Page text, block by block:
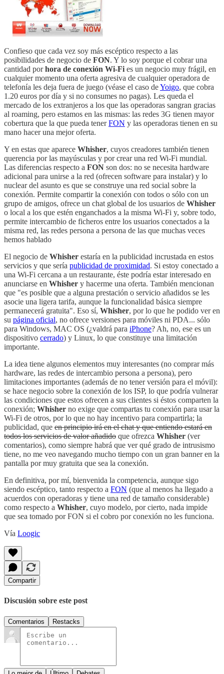
Confieso que cada vez soy más escéptico respecto a las
posibilidades de negocio de FON. Y lo soy porque el cobrar una
cantidad porhora de conexión Wi-Fi es un negocio muy frágil, en
cualquier momento una oferta agresiva de cualquier operadora de
telefonía les deja fuera de juego (véase el caso deYoigo, que cobra
1.20 euros por día y si no consumes no pagas). Les queda el
mercado de los extranjeros a los que las operadoras sangran gracias
al roaming, pero estamos en las mismas: las redes 3G tienen mayor
cobertura que la que pueda tenerFON y las operadoras tienen en su
mano hacer una mejor oferta.
Y en estas que aparece Whisher, cuyos creadores también tienen
querencia por las mayúsculas y por crear una red Wi-Fi mundial.
Las diferencias respecto a FON son dos: no se necesita hardware
adicional para unirse a la red (ofrecen software para instalar) y lo
nuclear del asunto es que se construye una red social sobre la
conexión. Permite compartir la conexión con todos o sólo con un
grupo de amigos, ofrece un chat global de los usuarios de Whisher
o local a los que estén enganchados a la misma Wi-Fi y, sobre todo,
permite intercambio de ficheros entre los usuarios conectados a la
misma red, las redes persona a persona de las que muchas veces
hemos hablado
El negocio de Whisher estaría en la publicidad incrustada en estos
servicios y que sería publicidad de proximidad. Si estoy conectado a
una Wi-Fi cercana a un restaurante, éste podría estar interesado en
anunciarse en Whisher y hacerme una oferta. También mencionan
que "es posible que a alguna prestación o servicio añadidos se les
asocie una ligera tarifa, aunque la funcionalidad básica siempre
permanecerá gratuita". Eso sí, Whisher, por lo que he podido ver en
su página oficial, no ofrece versiones para móviles ni PDA... sólo
para Windows, MAC OS (¿valdrá para iPhone? Ah, no, ese es un
dispositivo cerrado) y Linux, lo que constituye una limitación
importante.
La idea tiene algunos elementos muy interesantes (no comprar más
hardware, las redes de intercambio persona a persona), pero
limitaciones importantes (además de no tener versión para el móvil):
se hace negocio sobre la conexión de los ISP, lo que podría vulnerar
las condiciones que estos ofrecen a sus clientes si éstos comparten la
conexión; Whisher no exige que compartas tu conexión para usar la
Wi-Fi de otros, por lo que no hay incentivo para compartirla; la
publicidad, que en principio irá en el chat y que entiendo estará en
todos los servicios de valor añadido que ofrezca Whisher (ver
comentarios), como siempre habrá que ver qué grado de intrusismo
tiene, no me veo navegando mucho tiempo con un gran banner en la
pantalla por muy gratuita que sea la conexión.
En definitiva, por mí, bienvenida la competencia, aunque sigo
siendo escéptico, tanto respecto a FON (que al menos ha llegado a
acuerdos con operadoras y tiene una red de tamaño considerable)
como respecto a Whisher, cuyo modelo, por cierto, nada impide
que sea tomado por FON si el cobro por conexión no les funciona.
Vía Loogic
Compartir
Discusión sobre este post
Comentarios Restacks